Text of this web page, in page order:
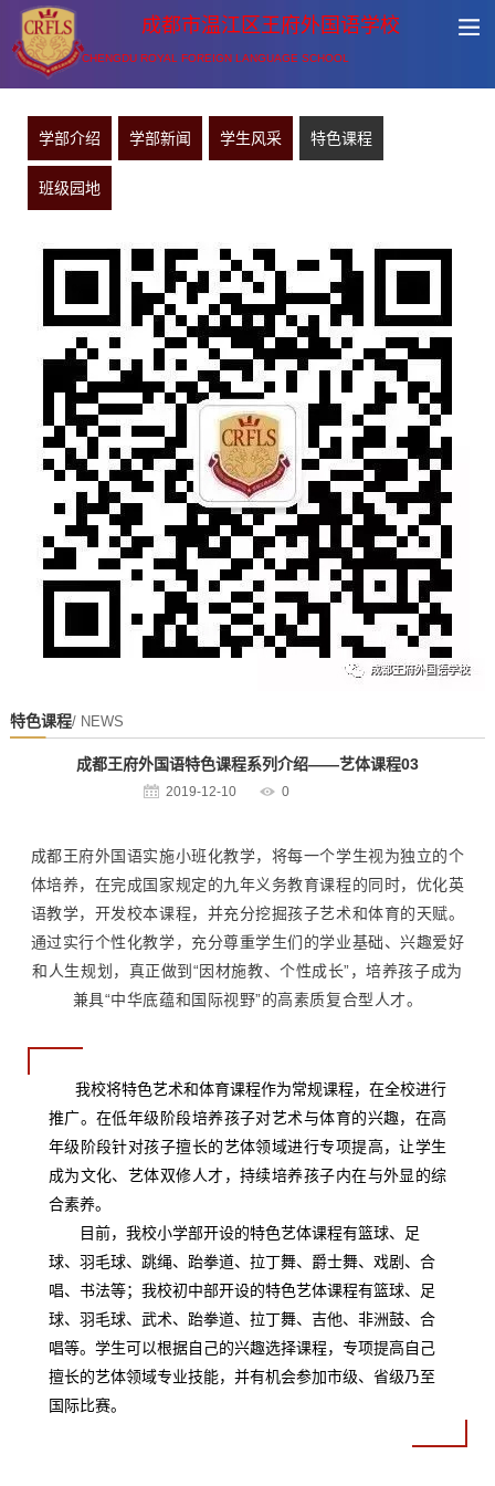
成都市温江区王府外国语学校
CHENGDU ROYAL FOREIGN LANGUAGE SCHOOL
学部介绍 学部新闻 学生风采 特色课程
班级园地
特色课程/ NEWS
成都王府外国语特色课程系列介绍——艺体课程03
2019-12-10 0
成都王府外国语实施小班化教学，将每一个学生视为独立的个
体培养，在完成国家规定的九年义务教育课程的同时，优化英
语教学，开发校本课程，并充分挖掘孩子艺术和体育的天赋。
通过实行个性化教学，充分尊重学生们的学业基础、兴趣爱好
和人生规划，真正做到“因材施教、个性成长”，培养孩子成为
兼具“中华底蕴和国际视野”的高素质复合型人才。
我校将特色艺术和体育课程作为常规课程，在全校进行
推广。在低年级阶段培养孩子对艺术与体育的兴趣，在高
年级阶段针对孩子擅长的艺体领域进行专项提高，让学生
成为文化、艺体双修人才，持续培养孩子内在与外显的综
合素养。
目前，我校小学部开设的特色艺体课程有篮球、足
球、羽毛球、跳绳、跆拳道、拉丁舞、爵士舞、戏剧、合
唱、书法等；我校初中部开设的特色艺体课程有篮球、足
球、羽毛球、武术、跆拳道、拉丁舞、吉他、非洲鼓、合
唱等。学生可以根据自己的兴趣选择课程，专项提高自己
擅长的艺体领域专业技能，并有机会参加市级、省级乃至
国际比赛。